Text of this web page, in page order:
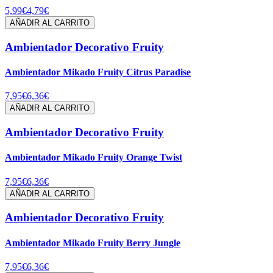
5,99€4,79€
AÑADIR AL CARRITO
Ambientador Decorativo Fruity
Ambientador Mikado Fruity Citrus Paradise
7,95€6,36€
AÑADIR AL CARRITO
Ambientador Decorativo Fruity
Ambientador Mikado Fruity Orange Twist
7,95€6,36€
AÑADIR AL CARRITO
Ambientador Decorativo Fruity
Ambientador Mikado Fruity Berry Jungle
7,95€6,36€